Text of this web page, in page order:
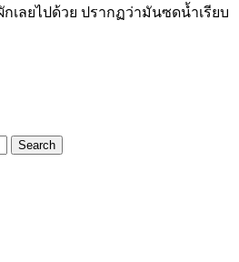
เลยไปด้วย ปรากฏว่ามันซดน้ำเรียบ
Search